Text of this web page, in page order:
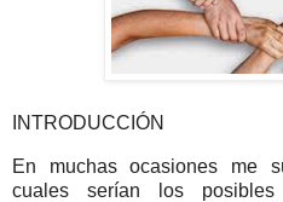
INTRODUCCIÓN
En muchas ocasiones me
cuales serían los